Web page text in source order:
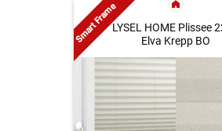
LYSEL HOME Plissee
Elva Krepp BO
Smart Frame